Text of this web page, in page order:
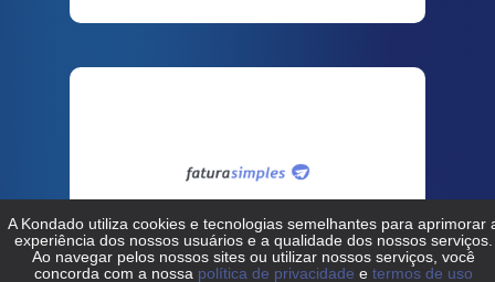
Fatura Simples